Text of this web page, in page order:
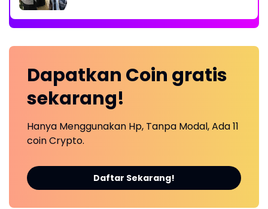
Dapatkan Coin gratis
sekarang!
Hanya Menggunakan Hp, Tanpa Modal, Ada 11
coin Crypto.
Daftar Sekarang!